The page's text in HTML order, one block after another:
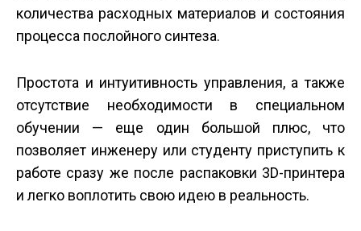
количества расходных материалов и состояния
процесса послойного синтеза.
Простота и интуитивность управления, а также
отсутствие необходимости в специальном
обучении — еще один большой плюс, что
позволяет инженеру или студенту приступить к
работе сразу же после распаковки 3D-принтера
и легко воплотить свою идею в реальность.